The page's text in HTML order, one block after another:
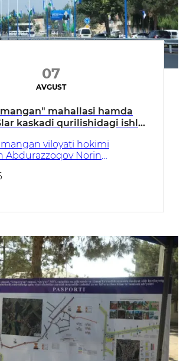
07
AVGUST
mahallasi hamda
kaskadi qurilishidagi ishlar
viloyati hokimi
Abdurazzoqov Norin
obyektlarda amalga